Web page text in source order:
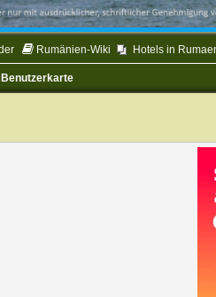
Rumänien-Wiki Hotels in
Benutzerkarte